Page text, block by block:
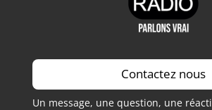
Contactez nous
Un message, une question, une